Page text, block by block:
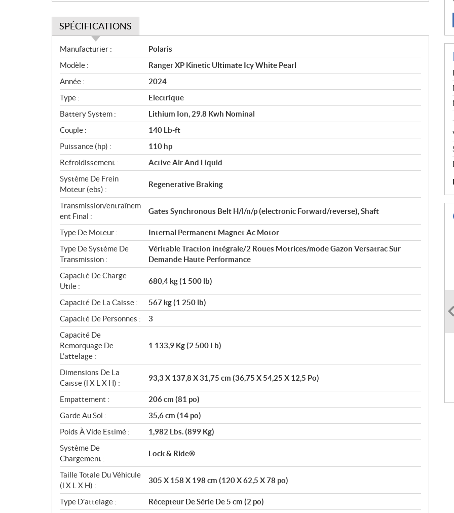
SPÉCIFICATIONS
S
p
é
c
i
f
i
c
a
t
i
o
n
s
Manufacturier :
Polaris
Modèle :
Ranger XP Kinetic Ultimate Icy White Pearl
Année :
2024
Type :
Électrique
Battery System :
Lithium Ion, 29.8 Kwh Nominal
Couple :
140 Lb-ft
Puissance (hp) :
110 hp
Refroidissement :
Active Air And Liquid
Système De Frein
Moteur (ebs) :
Regenerative Braking
Transmission/entraînem
ent Final :
Gates Synchronous Belt H/l/n/p (electronic Forward/reverse), Shaft
Type De Moteur :
Internal Permanent Magnet Ac Motor
Type De Système De
Transmission :
Véritable Traction intégrale/2 Roues Motrices/mode Gazon Versatrac Sur
Demande Haute Performance
Capacité De Charge
Utile :
680,4 kg (1 500 lb)
Capacité De La Caisse :
567 kg (1 250 lb)
Capacité De Personnes :
3
Capacité De
Remorquage De
L’attelage :
1 133,9 Kg (2 500 Lb)
Dimensions De La
Caisse (l X L X H) :
93,3 X 137,8 X 31,75 cm (36,75 X 54,25 X 12,5 Po)
Empattement :
206 cm (81 po)
Garde Au Sol :
35,6 cm (14 po)
Poids À Vide Estimé :
1,982 Lbs. (899 Kg)
Système De
Chargement :
Lock & Ride®
Taille Totale Du Véhicule
(l X L X H) :
305 X 158 X 198 cm (120 X 62,5 X 78 po)
Type D’attelage :
Récepteur De Série De 5 cm (2 po)